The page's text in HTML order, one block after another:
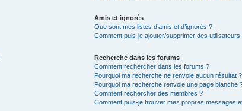
Amis et ignorés
Que sont mes listes d’amis et d’ignorés ?
Comment puis-je ajouter/supprimer des utilisateurs
Recherche dans les forums
Comment rechercher dans les forums ?
Pourquoi ma recherche ne renvoie aucun résultat ?
Pourquoi ma recherche renvoie une page blanche
Comment rechercher des membres ?
Comment puis-je trouver mes propres messages